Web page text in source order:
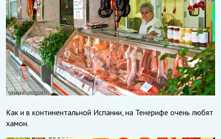
Как и в континентальной Испании, на Тенерифе очень любят
хамон.